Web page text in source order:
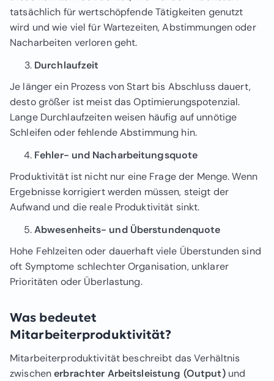
tatsächlich für wertschöpfende Tätigkeiten genutzt
wird und wie viel für Wartezeiten, Abstimmungen oder
Nacharbeiten verloren geht.
Durchlaufzeit
Je länger ein Prozess von Start bis Abschluss dauert,
desto größer ist meist das Optimierungspotenzial.
Lange Durchlaufzeiten weisen häufig auf unnötige
Schleifen oder fehlende Abstimmung hin.
Fehler- und Nacharbeitungsquote
Produktivität ist nicht nur eine Frage der Menge. Wenn
Ergebnisse korrigiert werden müssen, steigt der
Aufwand und die reale Produktivität sinkt.
Abwesenheits- und Überstundenquote
Hohe Fehlzeiten oder dauerhaft viele Überstunden sind
oft Symptome schlechter Organisation, unklarer
Prioritäten oder Überlastung.
Was bedeutet
Mitarbeiterproduktivität?
Mitarbeiterproduktivität beschreibt das Verhältnis
zwischenerbrachter Arbeitsleistung (Output)und